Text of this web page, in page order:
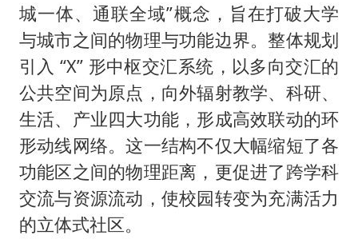
城一体、通联全域”概念，旨在打破大学
与城市之间的物理与功能边界。整体规划
引入 “X” 形中枢交汇系统，以多向交汇的
公共空间为原点，向外辐射教学、科研、
生活、产业四大功能，形成高效联动的环
形动线网络。这一结构不仅大幅缩短了各
功能区之间的物理距离，更促进了跨学科
交流与资源流动，使校园转变为充满活力
的立体式社区。